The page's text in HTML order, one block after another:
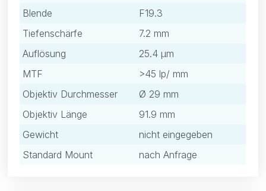
Blende
F19.3
Tiefenschärfe
7.2 mm
Auflösung
25.4 μm
MTF
>45 lp/ mm
Objektiv Durchmesser
Ø 29 mm
Objektiv Länge
91.9 mm
Gewicht
nicht eingegeben
Standard Mount
nach Anfrage